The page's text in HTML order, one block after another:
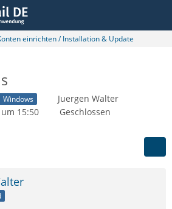
einrichten / Installation & Update
Windows
Juergen Walter
15:50
Geschlossen